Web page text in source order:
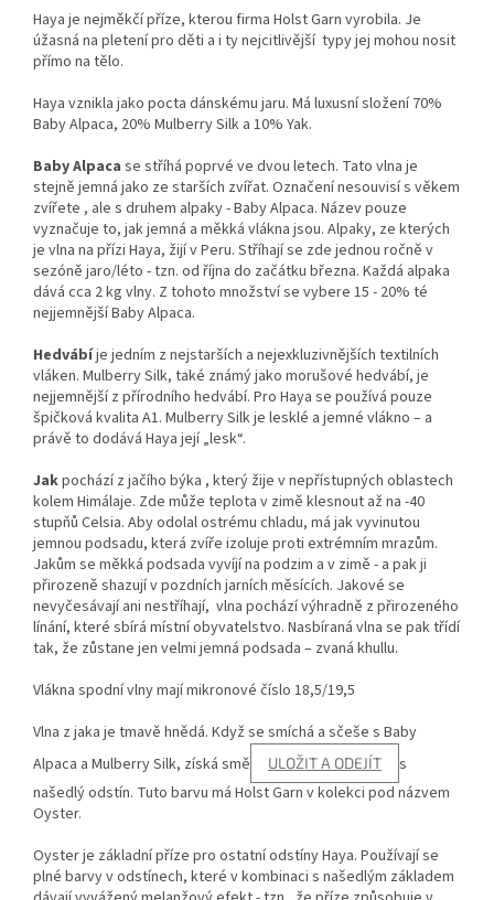
Haya je nejměkčí příze, kterou firma Holst Garn vyrobila. Je
úžasná na pletení pro děti a i ty nejcitlivější typy jej mohou nosit
přímo na tělo.
Haya vznikla jako pocta dánskému jaru. Má luxusní složení 70%
Baby Alpaca, 20% Mulberry Silk a 10% Yak.
Baby Alpaca se stříhá poprvé ve dvou letech. Tato vlna je
stejně jemná jako ze starších zvířat. Označení nesouvisí s věkem
zvířete , ale s druhem alpaky - Baby Alpaca. Název pouze
vyznačuje to, jak jemná a měkká vlákna jsou. Alpaky, ze kterých
je vlna na přízi Haya, žijí v Peru. Stříhají se zde jednou ročně v
sezóně jaro/léto - tzn. od října do začátku března. Každá alpaka
dává cca 2 kg vlny. Z tohoto množství se vybere 15 - 20% té
nejjemnější Baby Alpaca.
Hedvábíje jedním z nejstarších a nejexkluzivnějších textilních
vláken. Mulberry Silk, také známý jako morušové hedvábí, je
nejjemnější z přírodního hedvábí. Pro Haya se používá pouze
špičková kvalita A1. Mulberry Silk je lesklé a jemné vlákno – a
právě to dodává Haya její „lesk“.
Jakpochází z jačího býka , který žije v nepřístupných oblastech
kolem Himálaje. Zde může teplota v zimě klesnout až na -40
stupňů Celsia. Aby odolal ostrému chladu, má jak vyvinutou
jemnou podsadu, která zvíře izoluje proti extrémním mrazům.
Jakům se měkká podsada vyvíjí na podzim a v zimě - a pak ji
přirozeně shazují v pozdních jarních měsících. Jakové se
nevyčesávají ani nestříhají, vlna pochází výhradně z přirozeného
línání, které sbírá místní obyvatelstvo. Nasbíraná vlna se pak třídí
tak, že zůstane jen velmi jemná podsada – zvaná khullu.
Vlákna spodní vlny mají mikronové číslo 18,5/19,5
Vlna z jaka je tmavě hnědá. Když se smíchá a sčeše s Baby
Alpaca a Mulberry Silk, získá smě
ULOŽIT A ODEJÍT
s
našedlý odstín. Tuto barvu má Holst Garn v kolekci pod názvem
Oyster.
Oyster je základní příze pro ostatní odstíny Haya. Používají se
plné barvy v odstínech, které v kombinaci s našedlým základem